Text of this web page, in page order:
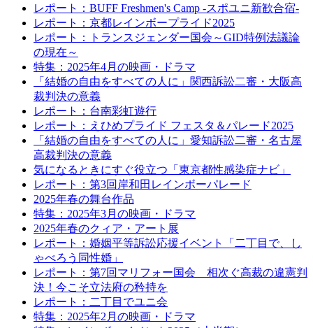
レポート：BUFF Freshmen's Camp -スポユニ新歓合宿-
レポート：京都レインボープライド2025
レポート：トランスジェンダー国会～GID特例法議論
の現在～
特集：2025年4月の映画・ドラマ
「結婚の自由をすべての人に」関西訴訟二審・大阪高
裁判決の意義
レポート：台南彩虹遊行
レポート：えひめプライド フェスタ＆パレード2025
「結婚の自由をすべての人に」愛知訴訟二審・名古屋
高裁判決の意義
気になるときにすぐ役立つ「東京都性感染症ナビ」
レポート：第3回岸和田レインボーパレード
2025年春の舞台作品
特集：2025年3月の映画・ドラマ
2025年春のクィア・アート展
レポート：婚姻平等訴訟応援イベント「二丁目で、し
ゃべろう同性婚」
レポート：第7回マリフォー国会 相次ぐ高裁の違憲判
決！今こそ立法府の矜持を
レポート：二丁目でユニ会
特集：2025年2月の映画・ドラマ